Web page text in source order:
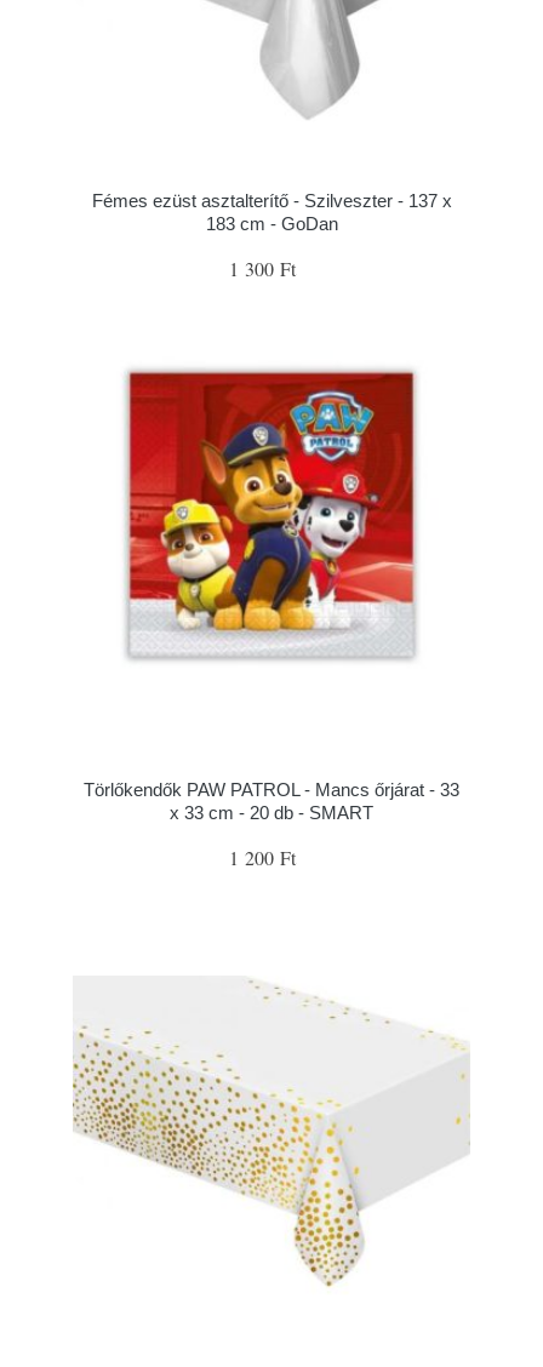
Fémes ezüst asztalterítő - Szilveszter - 137 x
183 cm - GoDan
1 300 Ft
Törlőkendők PAW PATROL - Mancs őrjárat - 33
x 33 cm - 20 db - SMART
1 200 Ft